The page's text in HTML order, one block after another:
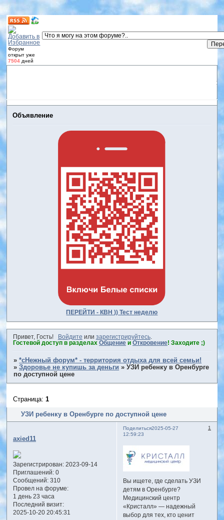
Форум
открыт уже
7504 дней
Объявление
ПЕРЕЙТИ - КВН )) Тест неделю
Привет, Гость! Войдите или зарегистрируйтесь.
Гостевой доступ в разделах Общениеи Откровение! Заходите ;)
»*сНежный форум* - территория отдыха для всей семьи!
»Здоровье не купишь за деньги »УЗИ ребенку в Оренбурге
по доступной цене
УЗИ ребенку в Оренбурге по доступной цене
Страница:1
Поделиться 1
2025-05-27
12:59:23
axied11
Зарегистрирован: 2023-09-14
Приглашений:0
Сообщений:310
Провел на форуме:
1 день 23 часа
Последний визит:
2025-10-20 20:45:31
Вы ищете, где сделать УЗИ
детям в Оренбурге?
Медицинский центр
«Кристалл» — надежный
выбор для тех, кто ценит